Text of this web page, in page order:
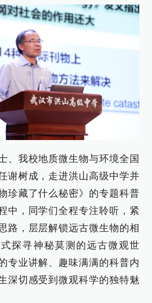
、我校地质微生物与环境全国
谢树成，走进洪山高级中学并
珍藏了什么秘密》的专题科普
中，同学们全程专注聆听，紧
路，层层解锁远古微生物的相
探寻神秘莫测的远古微观世
专业讲解、趣味满满的科普内
深切感受到微观科学的独特魅